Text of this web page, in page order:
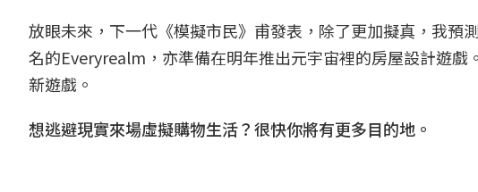
放眼未來，下一代《模擬市民》甫發表，除了更加擬真，我預
名的Everyrealm，亦準備在明年推出元宇宙裡的房屋設計遊
新遊戲。
想逃避現實來場虛擬購物生活？很快你將有更多目的地。